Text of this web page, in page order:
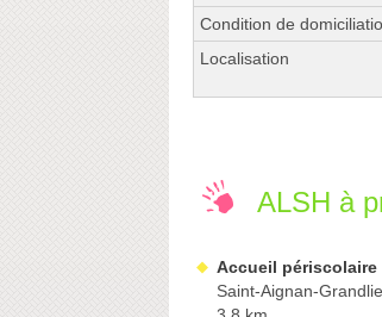
Condition de
Localisation
ALSH à
Accueil périscolaire
Saint-Aignan-